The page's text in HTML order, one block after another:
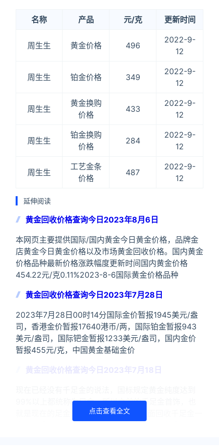
名称 产品 元/克 更新时间
周生生 黄金价格 496
2022-9-
12
周生生 铂金价格 349
2022-9-
12
周生生
黄金换购
价格
433
2022-9-
12
周生生
铂金换购
价格
284
2022-9-
12
周生生
工艺金条
价格
487
2022-9-
12
延伸阅读
黄金回收价格查询今日2023年8月6日
本网页主要提供国际/国内黄金今日黄金价格，品牌金
店黄金今日黄金价格以及市场黄金回收价格。国内黄金
价格品种最新价格涨跌幅度更新时间国内黄金价格
454.22元/克0.11%2023-8-6国际黄金价格品种
黄金回收价格查询今日2023年7月28日
2023年7月28日00时14分国际金价暂报1945美元/盎
司，香港金价暂报17640港币/两，国际铂金暂报943
美元/盎司，国际钯金暂报1233美元/盎司，国内金价
暂报455元/克，中国黄金基础金价
黄金回收价格查询今日2023年7月18日
99%以上都统称为足金，所以之前的千足金首饰，也
就是现在的足金999首饰，目前市场上面回收千足金一
点击查看全文